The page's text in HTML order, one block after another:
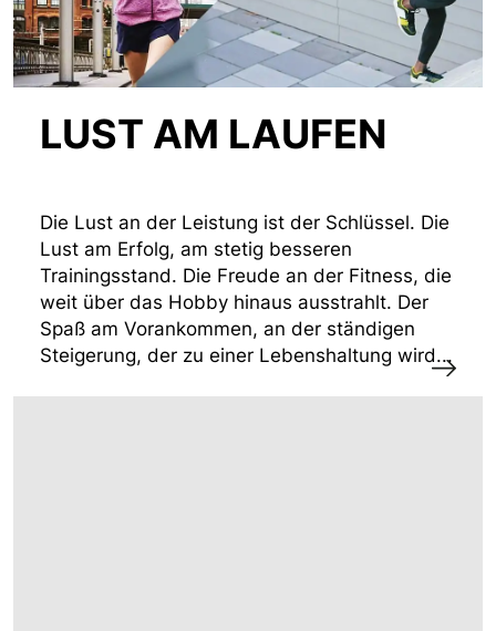
LUST AM LAUFEN
Die Lust an der Leistung ist der Schlüssel. Die
Lust am Erfolg, am stetig besseren
Trainingsstand. Die Freude an der Fitness, die
weit über das Hobby hinaus ausstrahlt. Der
Spaß am Vorankommen, an der ständigen
Steigerung, der zu einer Lebenshaltung wird...